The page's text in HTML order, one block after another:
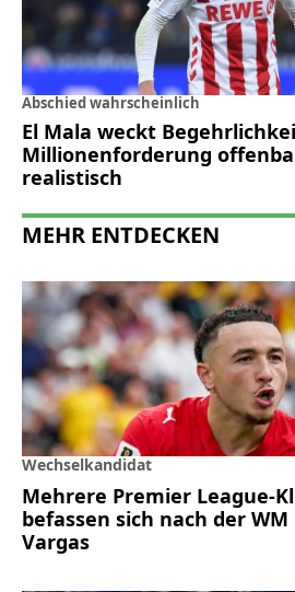
Abschied wahrscheinlich
El Mala weckt
Millionenforderung
realistisch
MEHR ENTDECKEN
Wechselkandidat
Mehrere Premier League-
befassen sich nach der
Vargas